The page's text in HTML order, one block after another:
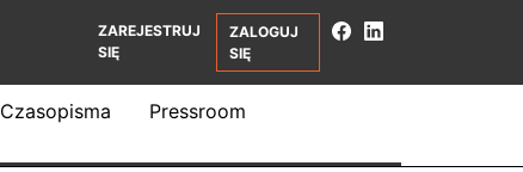
ZAREJESTRUJ
SIĘ
ZALOGUJ
SIĘ
Czasopisma Pressroom